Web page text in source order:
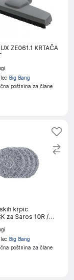
ZE061.1 KRTAČA
Big Bang
poštnina za člane
krpic
za Saros 10R /
Big Bang
poštnina za člane